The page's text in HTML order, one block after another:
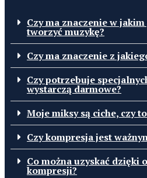
Czy ma znaczenie w
tworzyć muzykę?
Czy ma znaczenie z
Czy potrzebuje
wystarczą darmowe?
Moje miksy są ciche, czy
Czy kompresja jest
Co można uzyskać dzięki
kompresji?